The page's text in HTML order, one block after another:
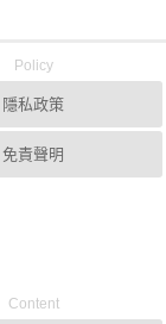
Policy
隱私政策
免責聲明
Content